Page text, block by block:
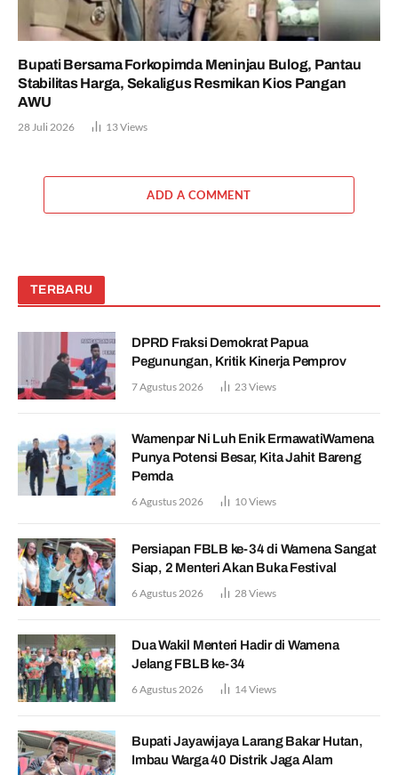
Bupati Bersama Forkopimda Meninjau Bulog, Pantau
Stabilitas Harga, Sekaligus Resmikan Kios Pangan
AWU
28 Juli 2026 13Views
ADD A COMMENT
TERBARU
DPRD Fraksi Demokrat Papua
Pegunungan, Kritik Kinerja Pemprov
7 Agustus 2026 23Views
Wamenpar Ni Luh Enik ErmawatiWamena
Punya Potensi Besar, Kita Jahit Bareng
Pemda
6 Agustus 2026 10Views
Persiapan FBLB ke-34 di Wamena Sangat
Siap, 2 Menteri Akan Buka Festival
6 Agustus 2026 28Views
Dua Wakil Menteri Hadir di Wamena
Jelang FBLB ke-34
6 Agustus 2026 14Views
Bupati Jayawijaya Larang Bakar Hutan,
Imbau Warga 40 Distrik Jaga Alam